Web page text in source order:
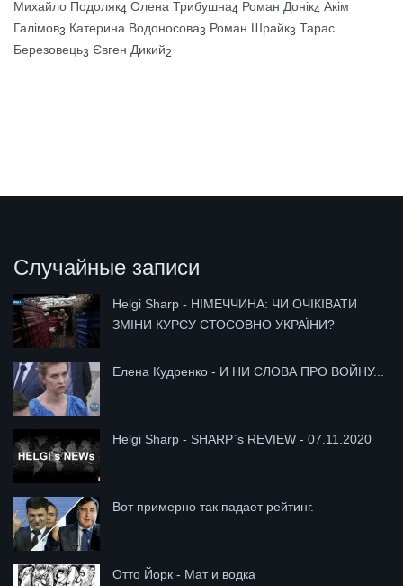
Михайло Подоляк4 Олена Трибушна4 Роман Донік4 Акім
Галімов3 Катерина Водоносова3 Роман Шрайк3 Тарас
Березовець3 Євген Дикий2
Случайные записи
Helgi Sharp - НІМЕЧЧИНА: ЧИ ОЧІКІВАТИ
ЗМІНИ КУРСУ СТОСОВНО УКРАЇНИ?
Елена Кудренко - И НИ СЛОВА ПРО ВОЙНУ...
Helgi Sharp - SHARP`s REVIEW - 07.11.2020
Вот примерно так падает рейтинг.
Отто Йорк - Мат и водка